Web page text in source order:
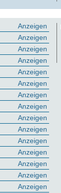
Anzeigen
Anzeigen
Anzeigen
Anzeigen
Anzeigen
Anzeigen
Anzeigen
Anzeigen
Anzeigen
Anzeigen
Anzeigen
Anzeigen
Anzeigen
Anzeigen
Anzeigen